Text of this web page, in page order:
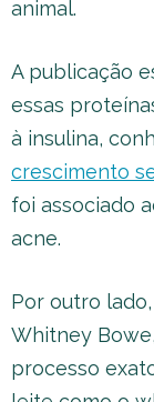
animal.
A publicação
essas
à insulina,
crescimento
foi associado
acne.
Por outro
Whitney
processo